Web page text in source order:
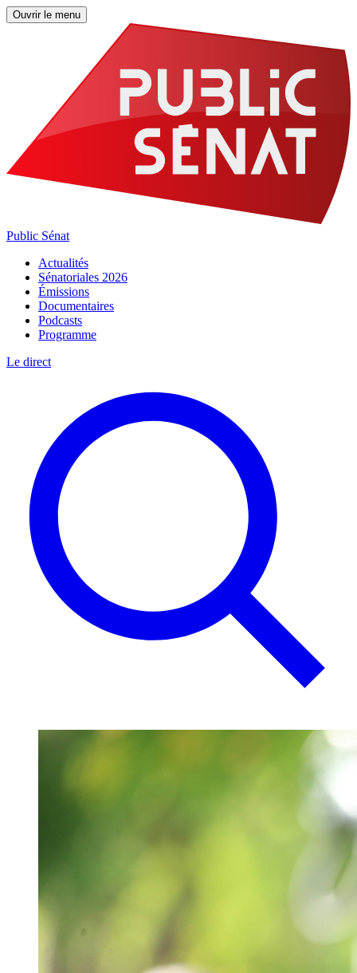
Ouvrir le menu
Public Sénat
Actualités
Sénatoriales 2026
Émissions
Documentaires
Podcasts
Programme
Le direct